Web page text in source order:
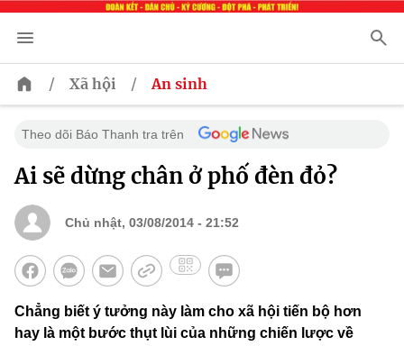
/ Xã hội / An sinh
Theo dõi Báo Thanh tra trên
Ai sẽ dừng chân ở phố đèn đỏ?
Chủ nhật, 03/08/2014 - 21:52
Chẳng biết ý tưởng này làm cho xã hội tiến bộ hơn
hay là một bước thụt lùi của những chiến lược về